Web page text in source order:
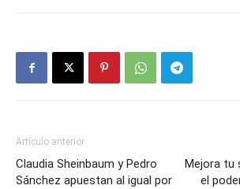
Artículo anterior
Claudia Sheinbaum y Pedro
Sánchez apuestan al igual por
Mejora tu
el